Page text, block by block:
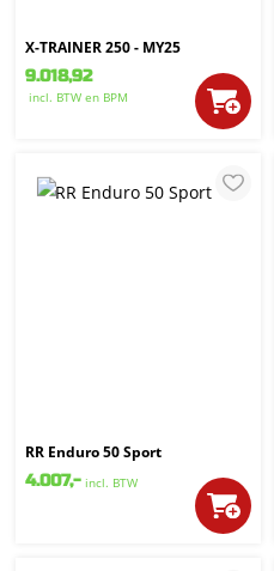
X-TRAINER 250 - MY25
9.018,92
incl. BTW en BPM
RR Enduro 50 Sport
4.007,- incl. BTW